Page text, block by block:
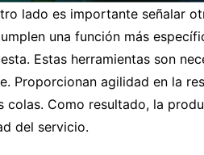
lado es importante señalar
una función más
Estas herramientas son
Proporcionan agilidad en la
colas. Como resultado, la
del servicio.